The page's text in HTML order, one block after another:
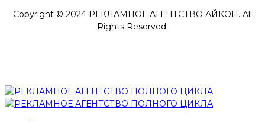
Copyright © 2024 РЕКЛАМНОЕ АГЕНТСТВО АЙКОН. All
Rights Reserved.